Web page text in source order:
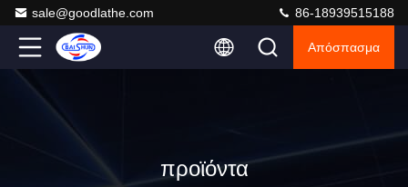
sale@goodlathe.com 86-18939515188
Απόσπασμα
προϊόντα